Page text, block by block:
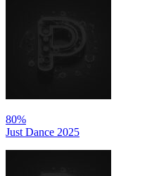
80%
Just Dance 2025